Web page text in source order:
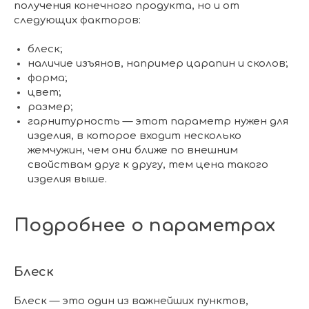
получения конечного продукта, но и от
следующих факторов:
блеск;
наличие изъянов, например царапин и сколов;
форма;
цвет;
размер;
гарнитурность — этот параметр нужен для
изделия, в которое входит несколько
жемчужин, чем они ближе по внешним
свойствам друг к другу, тем цена такого
изделия выше.
Подробнее о параметрах
Блеск
Блеск — это один из важнейших пунктов,